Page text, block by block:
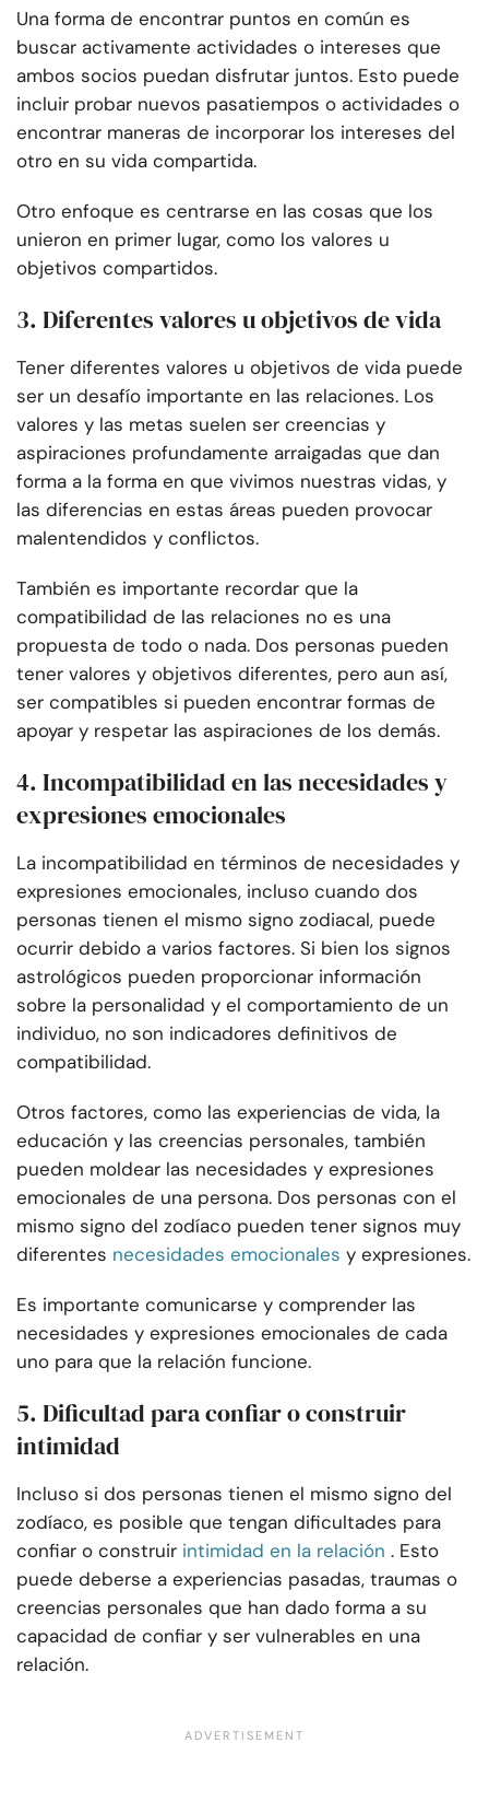
Una forma de encontrar puntos en común es
buscar activamente actividades o intereses que
ambos socios puedan disfrutar juntos. Esto puede
incluir probar nuevos pasatiempos o actividades o
encontrar maneras de incorporar los intereses del
otro en su vida compartida.
Otro enfoque es centrarse en las cosas que los
unieron en primer lugar, como los valores u
objetivos compartidos.
3. Diferentes valores u objetivos de vida
Tener diferentes valores u objetivos de vida puede
ser un desafío importante en las relaciones. Los
valores y las metas suelen ser creencias y
aspiraciones profundamente arraigadas que dan
forma a la forma en que vivimos nuestras vidas, y
las diferencias en estas áreas pueden provocar
malentendidos y conflictos.
También es importante recordar que la
compatibilidad de las relaciones no es una
propuesta de todo o nada. Dos personas pueden
tener valores y objetivos diferentes, pero aun así,
ser compatibles si pueden encontrar formas de
apoyar y respetar las aspiraciones de los demás.
4. Incompatibilidad en las necesidades y
expresiones emocionales
La incompatibilidad en términos de necesidades y
expresiones emocionales, incluso cuando dos
personas tienen el mismo signo zodiacal, puede
ocurrir debido a varios factores. Si bien los signos
astrológicos pueden proporcionar información
sobre la personalidad y el comportamiento de un
individuo, no son indicadores definitivos de
compatibilidad.
Otros factores, como las experiencias de vida, la
educación y las creencias personales, también
pueden moldear las necesidades y expresiones
emocionales de una persona. Dos personas con el
mismo signo del zodíaco pueden tener signos muy
diferentes necesidades emocionales y expresiones.
Es importante comunicarse y comprender las
necesidades y expresiones emocionales de cada
uno para que la relación funcione.
5. Dificultad para confiar o construir
intimidad
Incluso si dos personas tienen el mismo signo del
zodíaco, es posible que tengan dificultades para
confiar o construir intimidad en la relación . Esto
puede deberse a experiencias pasadas, traumas o
creencias personales que han dado forma a su
capacidad de confiar y ser vulnerables en una
relación.